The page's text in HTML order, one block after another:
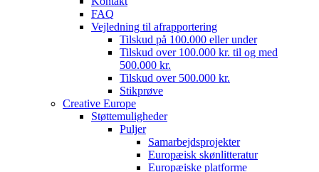
FAQ
Vejledning til afrapportering
Tilskud på 100.000 eller under
Tilskud over 100.000 kr. til og med
500.000 kr.
Tilskud over 500.000 kr.
Stikprøve
Creative Europe
Støttemuligheder
Puljer
Samarbejdsprojekter
Europæisk skønlitteratur
Europæiske platforme